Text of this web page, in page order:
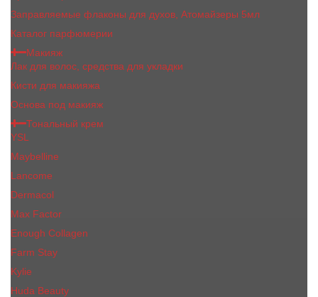
Заправляемые флаконы для духов, Атомайзеры 5мл
Каталог парфюмерии
Макияж
Лак для волос, средства для укладки
Кисти для макияжа
Основа под макияж
Тональный крем
YSL
Maybelline
Lancome
Dermacol
Max Factor
Enough Collagen
Farm Stay
Kylie
Huda Beauty